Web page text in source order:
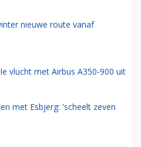
nieuwe route vanaf
vlucht met Airbus A350-900 uit
met Esbjerg: 'scheelt zeven